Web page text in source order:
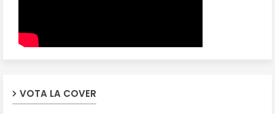
VOTA LA COVER